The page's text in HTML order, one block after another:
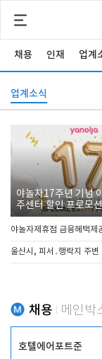
채용 인재 업계
업계소식
야놀자17주년 기념
주센터 할인 프로모
야놀자제휴점 금융혜택제
울산시, 피서․행락지 주
채용 메인박
호텔에어포트준